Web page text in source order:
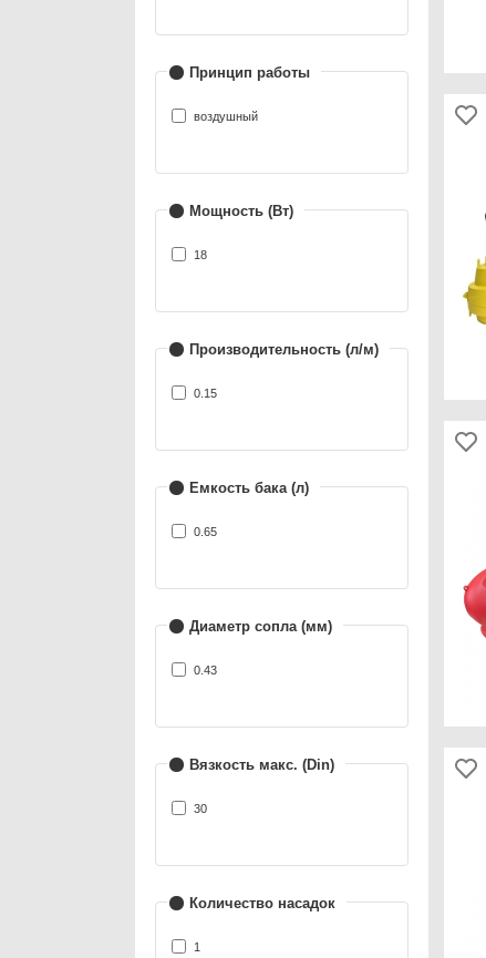
Принцип работы
воздушный
Мощность (Вт)
18
Производительность (л/м)
0.15
Емкость бака (л)
0.65
Диаметр сопла (мм)
0.43
Вязкость макс. (Din)
30
Количество насадок
1